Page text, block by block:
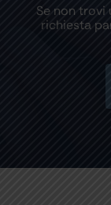
Se non
richiesta